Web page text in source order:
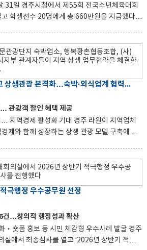
31일 경주시청에서 제55회 전국소년체육대회
학생선수 20명에게 총 660만원을 지급했다.
과 권오웅 경주교육지원청 교육지원과장, 학생
은·동메
육상과 검도, 카누 등 7개
준 장학위원장은 "전국소년
둔 학생선수들에게 축하를 전한다"며 "학생들
헌신한 지도자와 학부모에게도
경주 라원, 지역과 손잡고 상생관광 본격화…숙박·외식업계 협력 확대
관광객 할인 혜택 제공
성화 기대 경주 라원이 지역업체
제와 함께 성장하는 상생 관광 모델 구축에 나
숙박업소와
박·외식·사회적경제 분야와 연계해 관광객 유치
에 따라 협약업체 이용객은
단체요금으로 이용할 수 있다. 관광객은 할인
제시하면 라원 이용료를 할인
극행정 우수공무원 선정
…창의적 행정성과 확산
폼 홍보 등 시민 체감형 우수사례 발굴 경주
에서 최종심사를 열고 ‘2026년 상반기 적극행